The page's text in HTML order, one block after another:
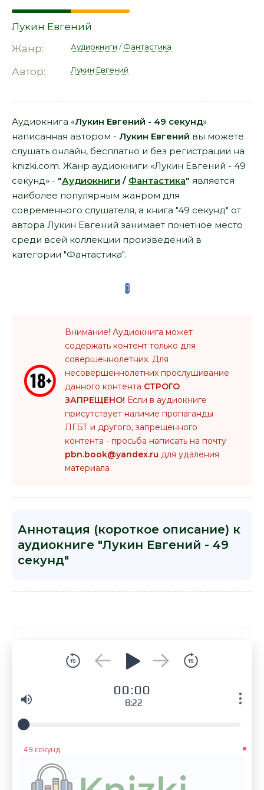
Лукин Евгений
Жанр:
Аудиокниги /Фантастика
Автор: Лукин Евгений
Аудиокнига «Лукин Евгений - 49 секунд»
написанная автором - Лукин Евгений вы можете
слушать онлайн, бесплатно и без регистрации на
knizki.com. Жанр аудиокниги «Лукин Евгений - 49
секунд» - "Аудиокниги / Фантастика" является
наиболее популярным жанром для
современного слушателя, а книга "49 секунд" от
автора Лукин Евгений занимает почетное место
среди всей коллекции произведений в
категории "Фантастика".
Внимание! Аудиокнига может
содержать контент только для
совершеннолетних. Для
несовершеннолетних прослушивание
данного контента СТРОГО
ЗАПРЕЩЕНО! Если в аудиокниге
присутствует наличие пропаганды
ЛГБТ и другого, запрещенного
контента - просьба написать на почту
pbn.book@yandex.ru для удаления
материала
Аннотация (короткое описание) к
аудиокниге "Лукин Евгений - 49
секунд"
00:00
8:22
49 секунд